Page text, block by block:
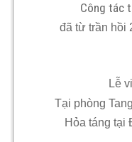
Công tác
đã từ trần hồi
Lễ
Tại phòng
Hỏa táng tại